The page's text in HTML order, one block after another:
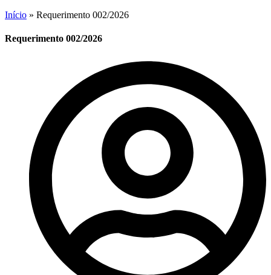
Início » Requerimento 002/2026
Requerimento 002/2026